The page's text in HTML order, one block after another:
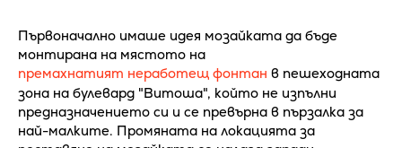
Първоначално имаше идея мозайката да бъде
монтирана на мястото на
премахнатият неработещ фонтан в пешеходната
зона на булевард "Витоша", който не изпълни
предназначението си и се превърна в пързалка за
най-малките. Промяната на локацията за